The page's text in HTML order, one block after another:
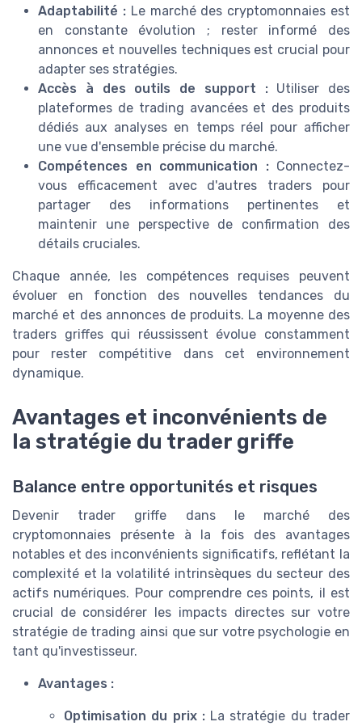
Adaptabilité :Le marché des cryptomonnaies est
en constante évolution ; rester informé des
annonces et nouvelles techniques est crucial pour
adapter ses stratégies.
Accès à des outils de support :Utiliser des
plateformes de trading avancées et des produits
dédiés aux analyses en temps réel pour afficher
une vue d'ensemble précise du marché.
Compétences en communication :Connectez-
vous efficacement avec d'autres traders pour
partager des informations pertinentes et
maintenir une perspective de confirmation des
détails cruciales.
Chaque année, les compétences requises peuvent
évoluer en fonction des nouvelles tendances du
marché et des annonces de produits. La moyenne des
traders griffes qui réussissent évolue constamment
pour rester compétitive dans cet environnement
dynamique.
Avantages et inconvénients de
la stratégie du trader griffe
Balance entre opportunités et risques
Devenir trader griffe dans le marché des
cryptomonnaies présente à la fois des avantages
notables et des inconvénients significatifs, reflétant la
complexité et la volatilité intrinsèques du secteur des
actifs numériques. Pour comprendre ces points, il est
crucial de considérer les impacts directes sur votre
stratégie de trading ainsi que sur votre psychologie en
tant qu'investisseur.
Avantages :
Optimisation du prix :La stratégie du trader